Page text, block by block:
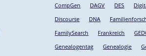
CompGen
DAGV DES
Discourse
DNA
FamilySearch
Frankreich
Genealogentag
Genealogie